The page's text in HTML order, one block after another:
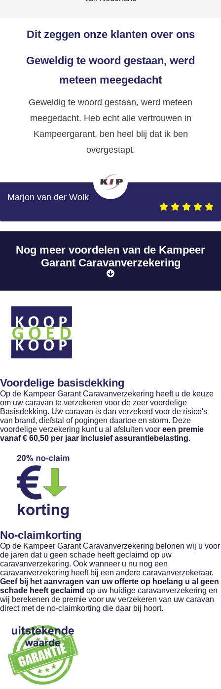
Dit zeggen onze klanten over ons
Geweldig te woord gestaan, werd
meteen meegedacht
Geweldig te woord gestaan, werd meteen
meegedacht. Heb echt alle vertrouwen in
Kampeergarant, ben heel blij dat ik ben
overgestapt.
Marjon van der Wolk
Nog meer voordelen van de Kampeer
Garant Caravanverzekering
Voordelige basisdekking
Op de Kampeer Garant Caravanverzekering heeft u de keuze
om uw caravan te verzekeren voor de zeer voordelige
Basisdekking. Uw caravan is dan verzekerd voor de risico's
van brand, diefstal of pogingen daartoe en storm. Deze
voordelige verzekering kunt u al afsluiten voor een premie
vanaf € 60,50 per jaar inclusief assurantiebelasting.
No-claimkorting
Op de Kampeer Garant Caravanverzekering belonen wij u voor
de jaren dat u geen schade heeft geclaimd op uw
caravanverzekering. Ook wanneer u nu nog een
caravanverzekering heeft bij een andere caravanverzekeraar.
Geef bij het aanvragen van uw offerte op hoelang u al geen
schade heeft geclaimd op uw huidige caravanverzekering en
wij berekenen de premie voor uw verzekeren van uw caravan
direct met de no-claimkorting die daar bij hoort.